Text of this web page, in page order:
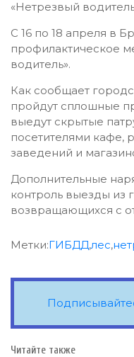
«Нетрезвый
С 16 по 18 апреля в
профилактическое
водитель».
Как сообщает
пройдут сплошные
выедут скрытые
посетителями кафе,
заведений и
Дополнительные
контроль выезды из
возвращающихся с
Метки:ГИБДД,лес,
Читайте также